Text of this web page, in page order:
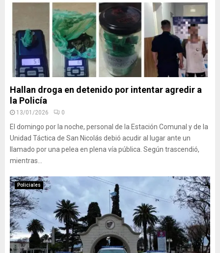
Hallan droga en detenido por intentar agredir a
la Policía
13/01/2026 0
El domingo por la noche, personal de la Estación Comunal y de la
Unidad Táctica de San Nicolás debió acudir al lugar ante un
llamado por una pelea en plena vía pública. Según trascendió,
mientras...
Policiales